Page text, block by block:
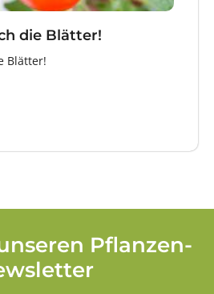
die Blätter!
Blätter!
Pflanzen-